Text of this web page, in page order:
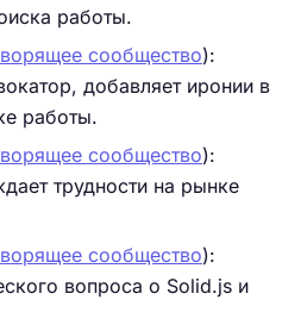
работы.
сообщество):
добавляет иронии в
работы.
сообщество):
трудности на рынке
сообщество):
вопроса о Solid.js и